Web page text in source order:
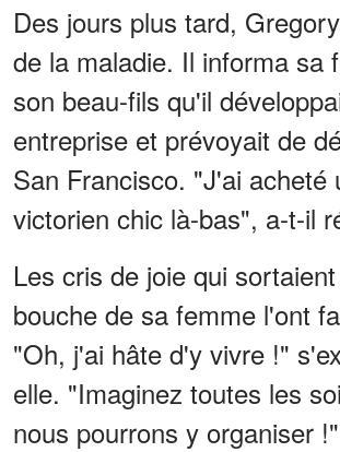
Des jours plus tard,
de la maladie. Il informa sa
son beau-fils qu'il
entreprise et prévoyait de
San Francisco. "J'ai acheté
victorien chic là-bas", a-t-il
Les cris de joie qui
bouche de sa femme l'ont
"Oh, j'ai hâte d'y vivre !"
elle. "Imaginez toutes les
nous pourrons y organiser !"